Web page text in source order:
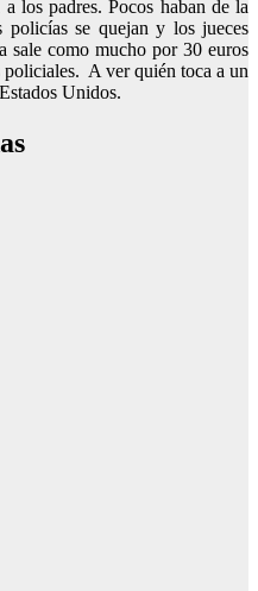
los padres. Pocos haban de la
se quejan y los jueces
sale como mucho por 30 euros
policiales. A ver quién toca a un
Unidos.